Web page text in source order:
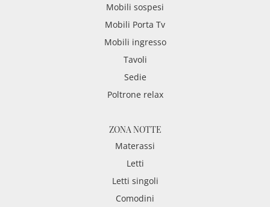
Mobili sospesi
Mobili Porta Tv
Mobili ingresso
Tavoli
Sedie
Poltrone relax
ZONA NOTTE
Materassi
Letti
Letti singoli
Comodini